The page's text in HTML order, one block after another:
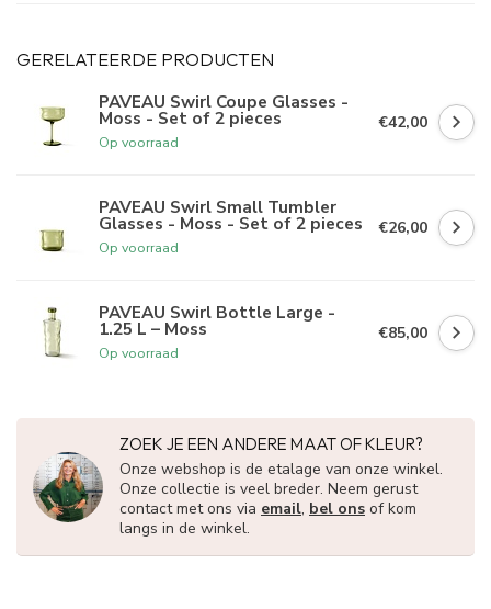
GERELATEERDE PRODUCTEN
PAVEAU Swirl Coupe Glasses -
Moss - Set of 2 pieces
Op voorraad
€42,00
PAVEAU Swirl Small Tumbler
Glasses - Moss - Set of 2 pieces
Op voorraad
€26,00
PAVEAU Swirl Bottle Large -
1.25 L – Moss
Op voorraad
€85,00
ZOEK JE EEN ANDERE MAAT OF KLEUR?
Onze webshop is de etalage van onze winkel.
Onze collectie is veel breder. Neem gerust
contact met ons via email, bel ons of kom
langs in de winkel.